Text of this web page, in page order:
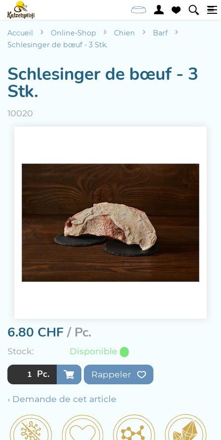
Accueil Online-Shop Chien
Barf
Schlesinger de bœuf - 3 Stk.
Schlesinger de bœuf - 3
Stk.
10020
6.80 CHF/ Pc.
Stock: Disponible
Pc. Rappeler
› Demande de cet article